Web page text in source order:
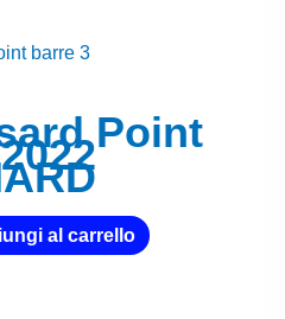
Point
al carrello